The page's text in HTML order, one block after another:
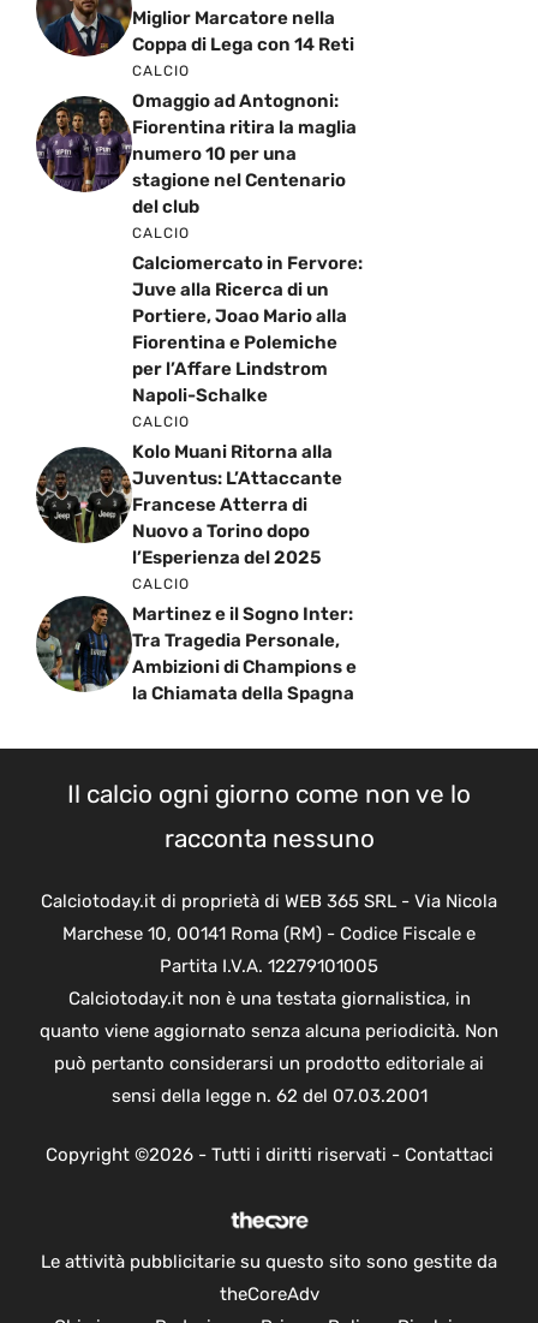
Miglior Marcatore nella
Coppa di Lega con 14 Reti
CALCIO
Omaggio ad Antognoni:
Fiorentina ritira la maglia
numero 10 per una
stagione nel Centenario
del club
CALCIO
Calciomercato in Fervore:
Juve alla Ricerca di un
Portiere, Joao Mario alla
Fiorentina e Polemiche
per l’Affare Lindstrom
Napoli-Schalke
CALCIO
Kolo Muani Ritorna alla
Juventus: L’Attaccante
Francese Atterra di
Nuovo a Torino dopo
l’Esperienza del 2025
CALCIO
Martinez e il Sogno Inter:
Tra Tragedia Personale,
Ambizioni di Champions e
la Chiamata della Spagna
Il calcio ogni giorno come non ve lo
racconta nessuno
Calciotoday.it di proprietà di WEB 365 SRL - Via Nicola
Marchese 10, 00141 Roma (RM) - Codice Fiscale e
Partita I.V.A. 12279101005
Calciotoday.it non è una testata giornalistica, in
quanto viene aggiornato senza alcuna periodicità. Non
può pertanto considerarsi un prodotto editoriale ai
sensi della legge n. 62 del 07.03.2001
Copyright ©2026 - Tutti i diritti riservati - Contattaci
Le attività pubblicitarie su questo sito sono gestite da
theCoreAdv